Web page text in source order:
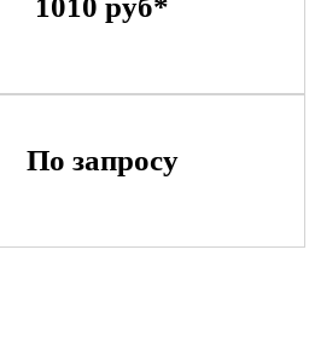
По запросу